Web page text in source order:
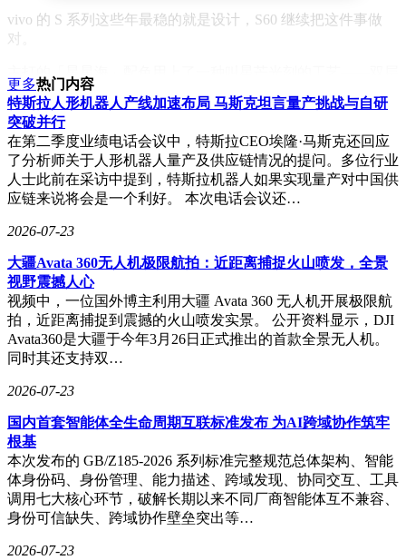
vivo 的 S 系列这些年最稳的就是设计，S60 继续把这件事做
对。
主打的「星星海」配色用上了一种叫星芒光刻的工艺——双层
镀膜叠加精细图案，再配三棱锥立体蚀刻，做出一种钻石闪砂
的纹理。用人话来说就是：背板像一汪通透的浅蓝色水面，光
打上去，星点会在膜层之间流动闪烁，越凑近看越有东西。这
种「第一眼惊艳、细看还耐看」的质感，正是 S 系列一贯讨
喜的地方。
图源：不客观实验室
另外两款「初夏绿」和「仲夏夜」走的是纯净 AG 玻璃的柔雾
路线，前者清新、后者内敛，都不沾指纹。
图源：不客观实验室
机身延续了 S 系列的轻薄基本功：标准版 7.79mm / 205g（星
星海版略厚重一点，7.92mm / 207g），元气版更轻，做到
196g。在塞进 7200mAh 大电池的前提下还能压到这个厚度，
图源：不客观实验室
中框是航空铝 CNC 一体成型，配大比例微弧处理和 12.5mm
大 R 角，视觉上是利落的直板线条，握在手里却是圆润温柔
的过渡。镜头模组是规整的方形 Deco，镜头十字对称排布，
秩序感很强。
更多热门内容
特斯拉人形机器人产线加速布局 马斯克坦言量产挑战与自研
突破并行
在第二季度业绩电话会议中，特斯拉CEO埃隆·马斯克还回应
了分析师关于人形机器人量产及供应链情况的提问。多位行业
人士此前在采访中提到，特斯拉机器人如果实现量产对中国供
应链来说将会是一个利好。 本次电话会议还…
2026-07-23
大疆Avata 360无人机极限航拍：近距离捕捉火山喷发，全景
视野震撼人心
视频中，一位国外博主利用大疆 Avata 360 无人机开展极限航
拍，近距离捕捉到震撼的火山喷发实景。 公开资料显示，DJI
Avata360是大疆于今年3月26日正式推出的首款全景无人机。
同时其还支持双…
2026-07-23
国内首套智能体全生命周期互联标准发布 为AI跨域协作筑牢
根基
本次发布的 GB/Z185-2026 系列标准完整规范总体架构、智能
体身份码、身份管理、能力描述、跨域发现、协同交互、工具
调用七大核心环节，破解长期以来不同厂商智能体互不兼容、
身份可信缺失、跨域协作壁垒突出等…
2026-07-23